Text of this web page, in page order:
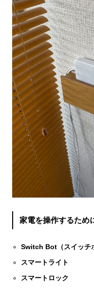
家電を操作するため
Switch Bot（スイッチ
スマートライト
スマートロック